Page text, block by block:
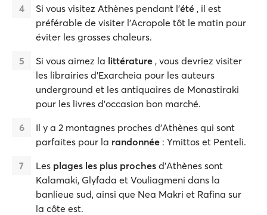
Si vous visitez Athènes pendant l'été , il est
préférable de visiter l'Acropole tôt le matin pour
éviter les grosses chaleurs.
Si vous aimez la littérature , vous devriez visiter
les librairies d'Exarcheia pour les auteurs
underground et les antiquaires de Monastiraki
pour les livres d'occasion bon marché.
Il y a 2 montagnes proches d'Athènes qui sont
parfaites pour la randonnée : Ymittos et Penteli.
Les plages les plus proches d'Athènes sont
Kalamaki, Glyfada et Vouliagmeni dans la
banlieue sud, ainsi que Nea Makri et Rafina sur
la côte est.